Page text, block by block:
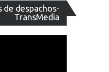
de despachos-
TransMedia
de
vídeo